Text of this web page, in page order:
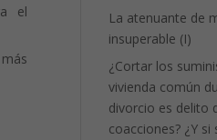
el
La atenuante de
insuperable (I)
¿Cortar los
vivienda común
divorcio es delito
coacciones? ¿Y